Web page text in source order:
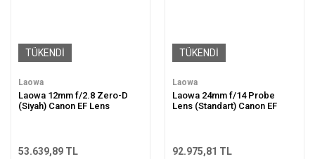
TÜKENDİ
Laowa
Laowa 12mm f/2.8 Zero-D
(Siyah) Canon EF Lens
53.639,89 TL
TÜKENDİ
Laowa
Laowa 24mm f/14 Probe
Lens (Standart) Canon EF
92.975,81 TL